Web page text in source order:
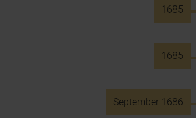
1685
1685
September 1686